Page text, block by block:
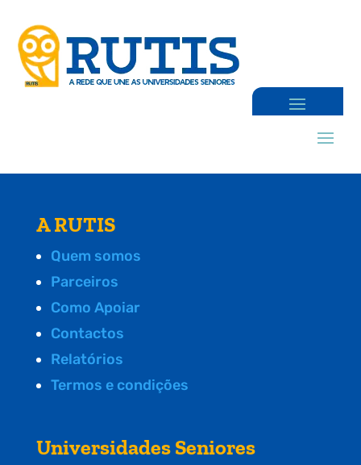
A RUTIS
Quem somos
Parceiros
Como Apoiar
Contactos
Relatórios
Termos e condições
Universidades Seniores